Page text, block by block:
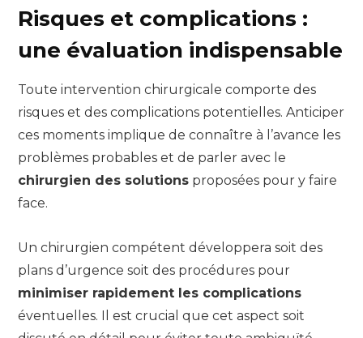
Risques et complications :
une évaluation indispensable
Toute intervention chirurgicale comporte des
risques et des complications potentielles. Anticiper
ces moments implique de connaître à l’avance les
problèmes probables et de parler avec le
chirurgien des solutions proposées pour y faire
face.
Un chirurgien compétent développera soit des
plans d’urgence soit des procédures pour
minimiser rapidement les complications
éventuelles. Il est crucial que cet aspect soit